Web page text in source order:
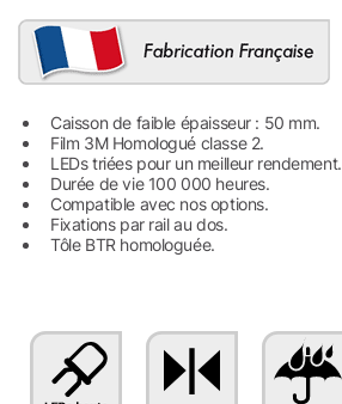
Caisson de faible épaisseur : 50 mm.
Film 3M Homologué classe 2.
LEDs triées pour un meilleur rendement.
Durée de vie 100 000 heures.
Compatible avec nos options.
Fixations par rail au dos.
Tôle BTR homologuée.